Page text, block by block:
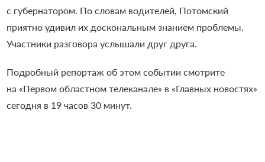
с губернатором. По словам водителей, Потомский
приятно удивил их доскональным знанием проблемы.
Участники разговора услышали друг друга.
Подробный репортаж об этом событии смотрите
на «Первом областном телеканале» в «Главных новостях»
сегодня в 19 часов 30 минут.